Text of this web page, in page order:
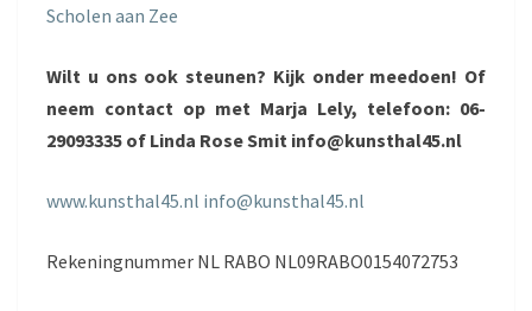
Scholen aan Zee
Wilt u ons ook steunen? Kijk onder meedoen! Of
neem contact op met Marja Lely, telefoon: 06-
29093335 of Linda Rose Smit info@kunsthal45.nl
www.kunsthal45.nl info@kunsthal45.nl
Rekeningnummer NL RABO NL09RABO0154072753